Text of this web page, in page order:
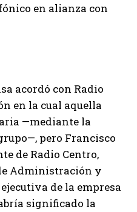
en alianza con
acordó con Radio
en la cual aquella
—mediante la
pero Francisco
de Radio Centro,
Administración y
de la empresa
significado la